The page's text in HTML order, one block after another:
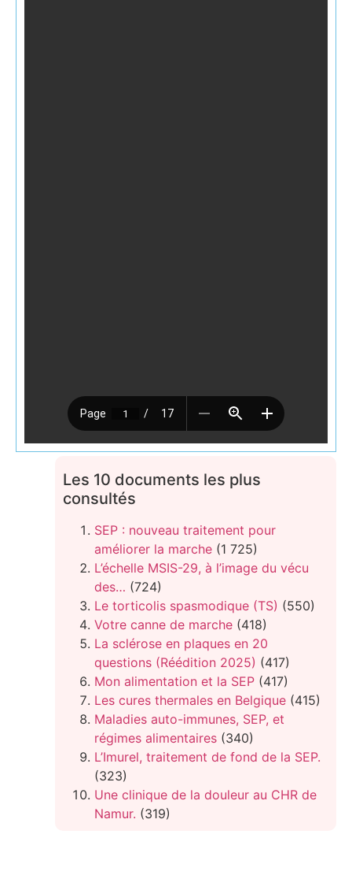
Les 10 documents les plus
consultés
SEP : nouveau traitement pour
améliorer la marche (1 725)
L’échelle MSIS-29, à l’image du vécu
des… (724)
Le torticolis spasmodique (TS) (550)
Votre canne de marche (418)
La sclérose en plaques en 20
questions (Réédition 2025) (417)
Mon alimentation et la SEP (417)
Les cures thermales en Belgique (415)
Maladies auto-immunes, SEP, et
régimes alimentaires (340)
L’Imurel, traitement de fond de la SEP.
(323)
Une clinique de la douleur au CHR de
Namur. (319)